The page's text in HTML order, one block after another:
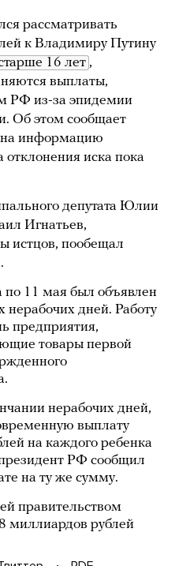
рассматривать
к Владимиру Путину
16 лет ,
выплаты,
РФ из-за эпидемии
Об этом сообщает
информацию
отклонения иска пока
депутата Юлии
Игнатьев,
истцов, пообещал
по 11 мая был объявлен
нерабочих дней. Работу
предприятия,
товары первой
нерабочих дней,
выплату
на каждого ребенка
РФ сообщил
на ту же сумму.
правительством
миллиардов рублей